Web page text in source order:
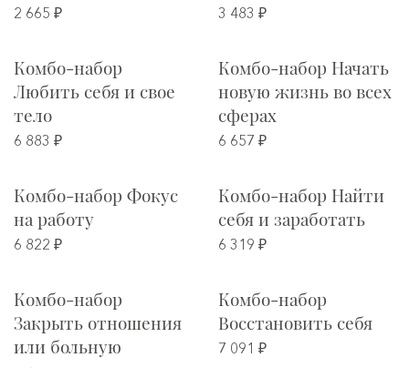
2 665 ₽ 3 483 ₽
Комбо-набор
Любить себя и свое
тело
6 883 ₽
Комбо-набор Начать
новую жизнь во всех
сферах
6 657 ₽
Комбо-набор Фокус
на работу
6 822 ₽
Комбо-набор Найти
себя и заработать
6 319 ₽
Комбо-набор
Закрыть отношения
или больную
Комбо-набор
Восстановить себя
7 091 ₽